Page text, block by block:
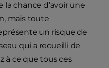
la chance d’avoir une
mais toute
un risque de
qui a recueilli de
à ce que tous ces